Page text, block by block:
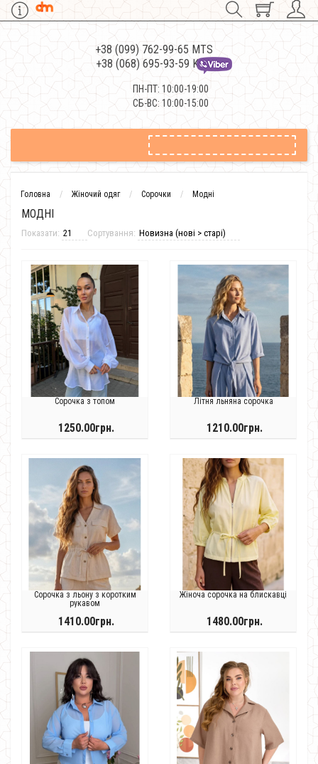
+38 (099) 762-99-65 MTS
+38 (068) 695-93-59 Kievstar
ПН-ПТ: 10:00-19:00
СБ-ВС: 10:00-15:00
Головна Жіночий одяг Сорочки Модні
МОДНІ
Показати: Сортування:
Сорочка з топом
1250.00грн.
Літня льняна сорочка
1210.00грн.
Сорочка з льону з коротким
рукавом
1410.00грн.
Жіноча сорочка на блискавці
1480.00грн.